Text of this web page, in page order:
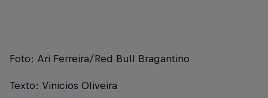
Foto: Ari Ferreira/Red Bull Bragantino
Texto: Vinicios Oliveira